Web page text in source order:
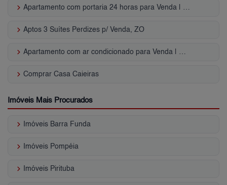
keyboard_arrow_right Apartamento com portaria 24 horas para Venda | Cidade São Francisco
keyboard_arrow_right Aptos 3 Suítes Perdizes p/ Venda, ZO
keyboard_arrow_right Apartamento com ar condicionado para Venda | Centro de Osasco
keyboard_arrow_right Comprar Casa Caieiras
Imóveis Mais Procurados
keyboard_arrow_right Imóveis Barra Funda
keyboard_arrow_right Imóveis Pompéia
keyboard_arrow_right Imóveis Pirituba